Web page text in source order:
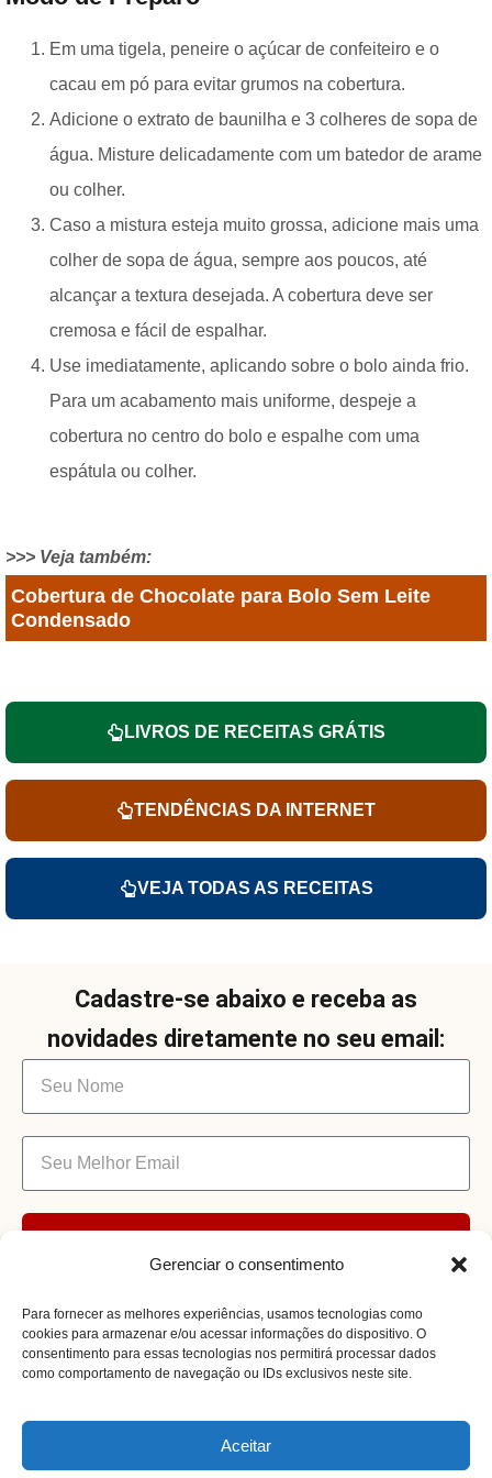
Gerenciar o consentimento
Para fornecer as melhores experiências, usamos tecnologias como
cookies para armazenar e/ou acessar informações do dispositivo. O
consentimento para essas tecnologias nos permitirá processar dados
como comportamento de navegação ou IDs exclusivos neste site.
Aceitar
Em uma tigela, peneire o açúcar de confeiteiro e o
cacau em pó para evitar grumos na cobertura.
Adicione o extrato de baunilha e 3 colheres de sopa de
água. Misture delicadamente com um batedor de arame
ou colher.
Caso a mistura esteja muito grossa, adicione mais uma
colher de sopa de água, sempre aos poucos, até
alcançar a textura desejada. A cobertura deve ser
cremosa e fácil de espalhar.
Use imediatamente, aplicando sobre o bolo ainda frio.
Para um acabamento mais uniforme, despeje a
cobertura no centro do bolo e espalhe com uma
espátula ou colher.
>>> Veja também:
Cobertura de Chocolate para Bolo Sem Leite
Condensado
LIVROS DE RECEITAS GRÁTIS
TENDÊNCIAS DA INTERNET
VEJA TODAS AS RECEITAS
Cadastre-se abaixo e receba as
novidades diretamente no seu email:
Reservados. By Müller.
RECEITAS NO SEU WHATSAPP